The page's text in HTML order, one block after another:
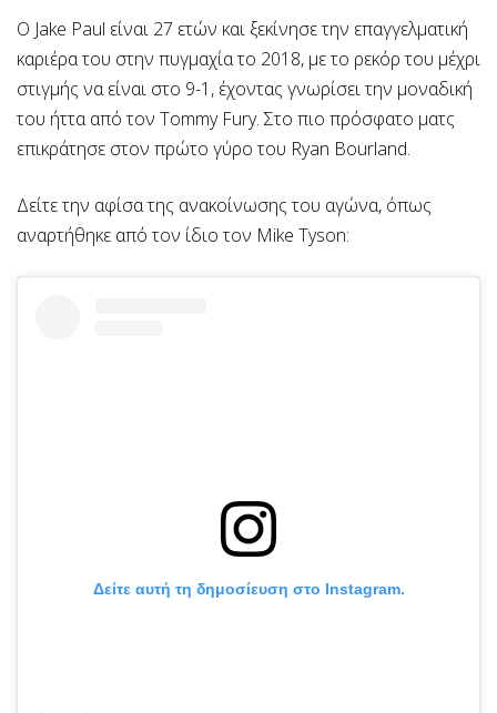
Ο Jake Paul είναι 27 ετών και ξεκίνησε την επαγγελματική
καριέρα του στην πυγμαχία το 2018, με το ρεκόρ του μέχρι
στιγμής να είναι στο 9-1, έχοντας γνωρίσει την μοναδική
του ήττα από τον Tommy Fury. Στο πιο πρόσφατο ματς
επικράτησε στον πρώτο γύρο του Ryan Bourland.
Δείτε την αφίσα της ανακοίνωσης του αγώνα, όπως
αναρτήθηκε από τον ίδιο τον Mike Tyson:
Δείτε αυτή τη δημοσίευση στο Instagram.